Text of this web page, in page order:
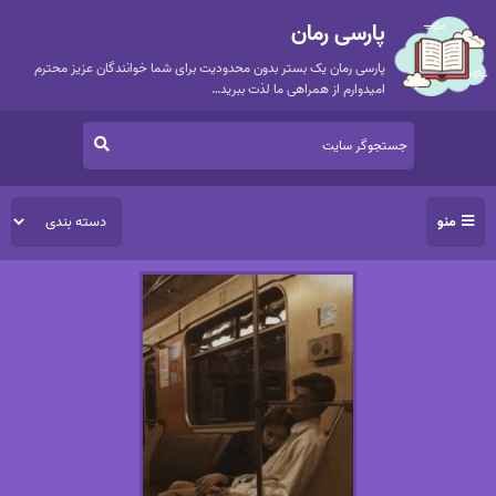
پارسی رمان
پارسی رمان یک بستر بدون محدودیت برای شما خوانندگان عزیز محترم
امیدوارم از همراهی ما لذت ببرید…
منو